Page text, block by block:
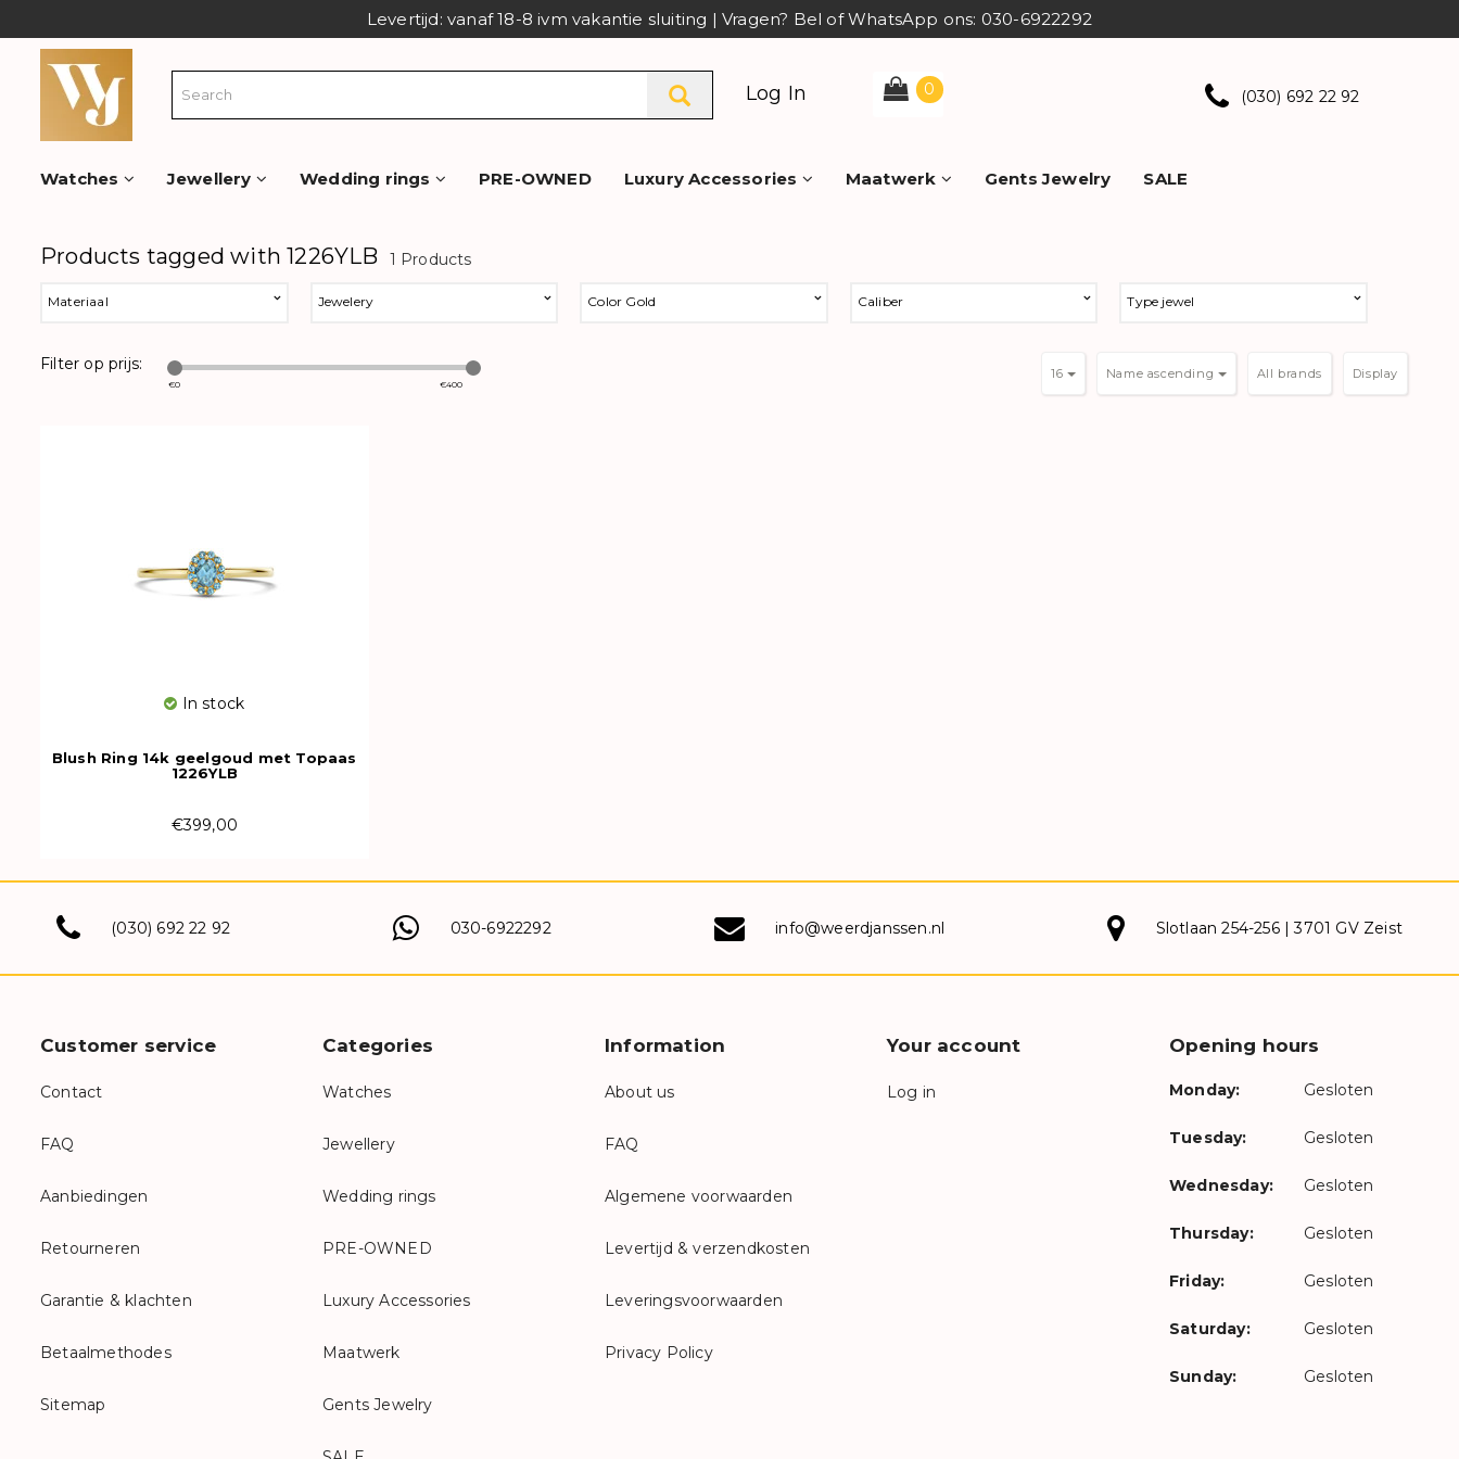
Levertijd: vanaf 18-8 ivm vakantie sluiting | Vragen? Bel of WhatsApp ons: 030-6922292
Log In 0 (030) 692 22 92
Watches Jewellery Wedding rings PRE-OWNED Luxury Accessories Maatwerk Gents Jewelry SALE
Products tagged with 1226YLB 1 Products
Materiaal Jewelery Color Gold Caliber Type jewel
Filter op prijs:
€0 €400
Display
Name ascending
16
In stock
Blush Ring 14k geelgoud met Topaas
1226YLB
€399,00
(030) 692 22 92 030-6922292 info@weerdjanssen.nl Slotlaan 254-256 | 3701 GV Zeist
Customer service
Contact
FAQ
Aanbiedingen
Retourneren
Garantie & klachten
Betaalmethodes
Sitemap
Categories
Watches
Jewellery
Wedding rings
PRE-OWNED
Luxury Accessories
Maatwerk
Gents Jewelry
Information
About us
FAQ
Algemene voorwaarden
Levertijd & verzendkosten
Leveringsvoorwaarden
Privacy Policy
Your account
Log in
Opening hours
Monday: Gesloten
Tuesday: Gesloten
Wednesday: Gesloten
Thursday: Gesloten
Friday: Gesloten
Saturday: Gesloten
Sunday: Gesloten